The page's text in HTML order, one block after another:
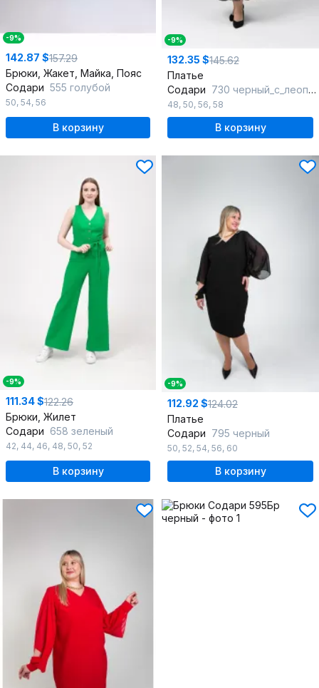
-9%
142.87 $157.29
Брюки, Жакет, Майка, Пояс
Содари 555 голубой
50, 54, 56
В корзину
-9%
132.35 $145.62
Платье
Содари 730 черный_с_леопардовой_вставкой
48, 50, 56, 58
В корзину
-9%
111.34 $122.26
Брюки, Жилет
Содари 658 зеленый
42, 44, 46, 48, 50, 52
В корзину
-9%
112.92 $124.02
Платье
Содари 795 черный
50, 52, 54, 56, 60
В корзину